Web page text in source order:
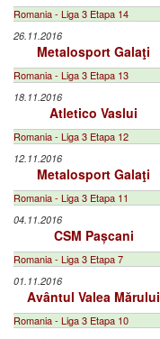
Romania - Liga 3 Etapa 14
26.11.2016
Metalosport Galaţi
Romania - Liga 3 Etapa 13
18.11.2016
Atletico Vaslui
Romania - Liga 3 Etapa 12
12.11.2016
Metalosport Galaţi
Romania - Liga 3 Etapa 11
04.11.2016
CSM Pașcani
Romania - Liga 3 Etapa 7
01.11.2016
Avântul Valea Mărului
Romania - Liga 3 Etapa 10